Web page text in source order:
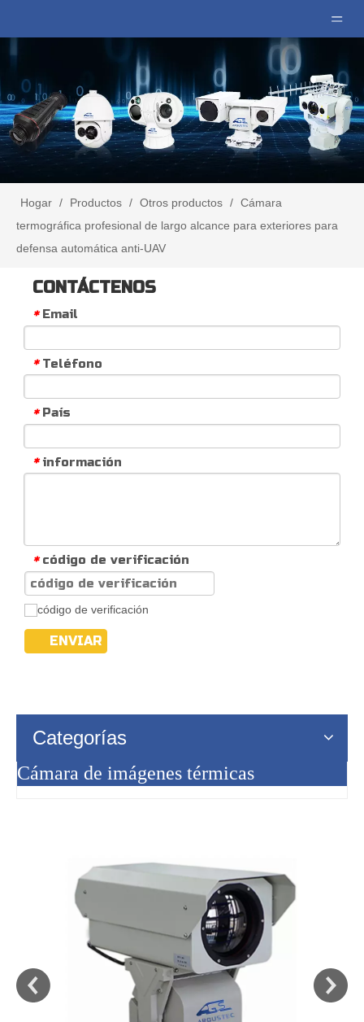
Hogar / Productos / Otros productos / Cámara
termográfica profesional de largo alcance para exteriores para
defensa automática anti-UAV
CONTÁCTENOS
* Email
* Teléfono
* País
* información
* código de verificación
ENVIAR
Categorías
Cámara de imágenes térmicas